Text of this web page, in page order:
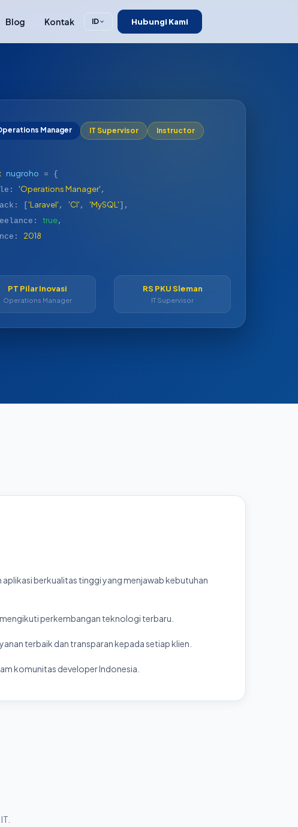
Blog Kontak ID Hubungi Kami
Manager IT Supervisor Instructor
nugroho = {
'Operations Manager' ,
[ 'Laravel' , 'CI' , 'MySQL' ],
true,
2018
PT Pilar Inovasi
Operations Manager
RS PKU Sleman
IT Supervisor
berkualitas tinggi yang menjawab kebutuhan
mengikuti perkembangan teknologi terbaru.
terbaik dan transparan kepada setiap klien.
komunitas developer Indonesia.